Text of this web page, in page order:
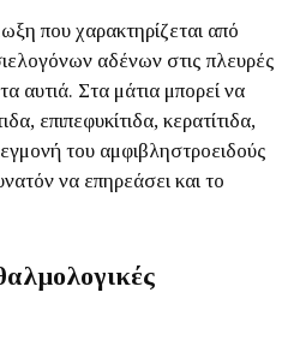
που χαρακτηρίζεται από
αδένων στις πλευρές
αυτιά. Στα μάτια μπορεί να
επιπεφυκίτιδα, κερατίτιδα,
του αμφιβληστροειδούς
να επηρεάσει και το